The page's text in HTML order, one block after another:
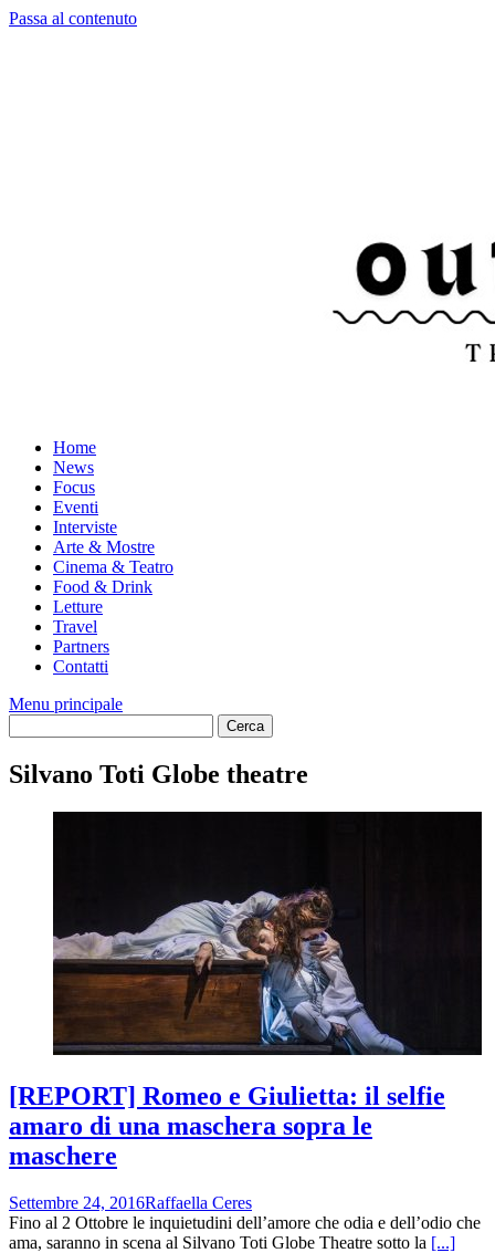
Passa al contenuto
Home
News
Focus
Eventi
Interviste
Arte & Mostre
Cinema & Teatro
Food & Drink
Letture
Travel
Partners
Contatti
Menu principale
Silvano Toti Globe theatre
[REPORT] Romeo e Giulietta: il selfie
amaro di una maschera sopra le
maschere
Settembre 24, 2016Raffaella Ceres
Fino al 2 Ottobre le inquietudini dell’amore che odia e dell’odio che
ama, saranno in scena al Silvano Toti Globe Theatre sotto la [...]